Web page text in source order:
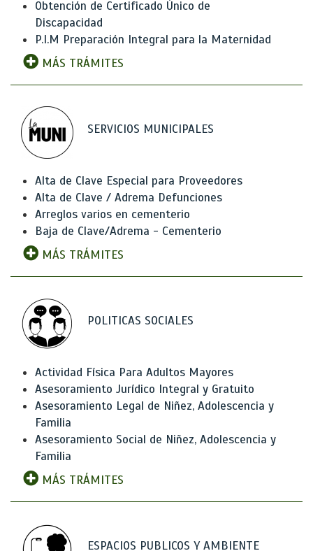
Obtención de Certificado Único de
Discapacidad
P.I.M Preparación Integral para la Maternidad
MÁS TRÁMITES
SERVICIOS MUNICIPALES
Alta de Clave Especial para Proveedores
Alta de Clave / Adrema Defunciones
Arreglos varios en cementerio
Baja de Clave/Adrema - Cementerio
MÁS TRÁMITES
POLITICAS SOCIALES
Actividad Física Para Adultos Mayores
Asesoramiento Jurídico Integral y Gratuito
Asesoramiento Legal de Niñez, Adolescencia y
Familia
Asesoramiento Social de Niñez, Adolescencia y
Familia
MÁS TRÁMITES
ESPACIOS PUBLICOS Y AMBIENTE